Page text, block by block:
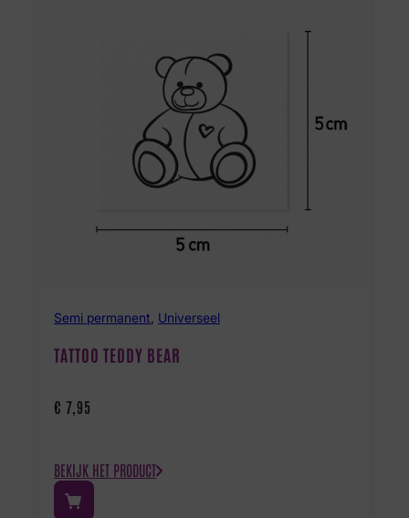
Semi permanent Universeel
TATTOO TEDDY BEAR
€ 7,95
BEKIJK HET PRODUCT